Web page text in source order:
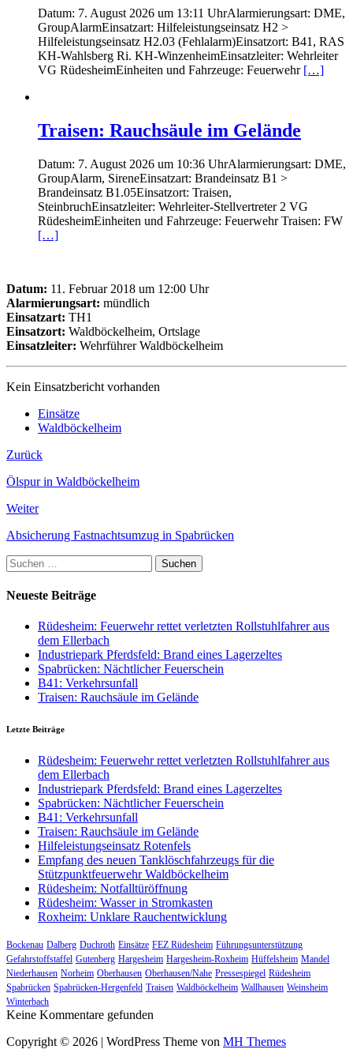
Datum: 7. August 2026 um 13:11 UhrAlarmierungsart: DME,
GroupAlarmEinsatzart: Hilfeleistungseinsatz H2 >
Hilfeleistungseinsatz H2.03 (Fehlalarm)Einsatzort: B41, RAS
KH-Wahlsberg Ri. KH-WinzenheimEinsatzleiter: Wehrleiter
VG RüdesheimEinheiten und Fahrzeuge: Feuerwehr […]
Traisen: Rauchsäule im Gelände
Datum: 7. August 2026 um 10:36 UhrAlarmierungsart: DME,
GroupAlarm, SireneEinsatzart: Brandeinsatz B1 >
Brandeinsatz B1.05Einsatzort: Traisen,
SteinbruchEinsatzleiter: Wehrleiter-Stellvertreter 2 VG
RüdesheimEinheiten und Fahrzeuge: Feuerwehr Traisen: FW
[…]
Datum: 11. Februar 2018 um 12:00 Uhr
Alarmierungsart: mündlich
Einsatzart: TH1
Einsatzort: Waldböckelheim, Ortslage
Einsatzleiter: Wehrführer Waldböckelheim
Kein Einsatzbericht vorhanden
Einsätze
Waldböckelheim
Zurück
Ölspur in Waldböckelheim
Weiter
Absicherung Fastnachtsumzug in Spabrücken
Suchen
nach:
Neueste Beiträge
Rüdesheim: Feuerwehr rettet verletzten Rollstuhlfahrer aus
dem Ellerbach
Industriepark Pferdsfeld: Brand eines Lagerzeltes
Spabrücken: Nächtlicher Feuerschein
B41: Verkehrsunfall
Traisen: Rauchsäule im Gelände
Letzte Beiträge
Rüdesheim: Feuerwehr rettet verletzten Rollstuhlfahrer aus
dem Ellerbach
Industriepark Pferdsfeld: Brand eines Lagerzeltes
Spabrücken: Nächtlicher Feuerschein
B41: Verkehrsunfall
Traisen: Rauchsäule im Gelände
Hilfeleistungseinsatz Rotenfels
Empfang des neuen Tanklöschfahrzeugs für die
Stützpunktfeuerwehr Waldböckelheim
Rüdesheim: Notfalltüröffnung
Rüdesheim: Wasser in Stromkasten
Roxheim: Unklare Rauchentwicklung
Bockenau Dalberg Duchroth Einsätze FEZ Rüdesheim Führungsunterstützung
Gefahrstoffstaffel Gutenberg Hargesheim Hargesheim-Roxheim Hüffelsheim Mandel
Niederhausen Norheim Oberhausen Oberhausen/Nahe Pressespiegel Rüdesheim
Spabrücken Spabrücken-Hergenfeld Traisen Waldböckelheim Wallhausen Weinsheim
Winterbach
Keine Kommentare gefunden
Copyright © 2026 | WordPress Theme von MH Themes